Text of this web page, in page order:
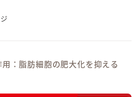
：脂肪細胞の肥大化を抑える